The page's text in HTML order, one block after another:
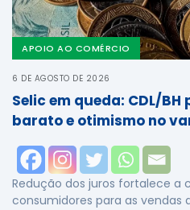
APOIO AO COMÉRCIO
6 DE AGOSTO DE 2026
Selic em queda: CDL/
barato e otimismo no
Redução dos juros fortalece a
consumidores para as vendas